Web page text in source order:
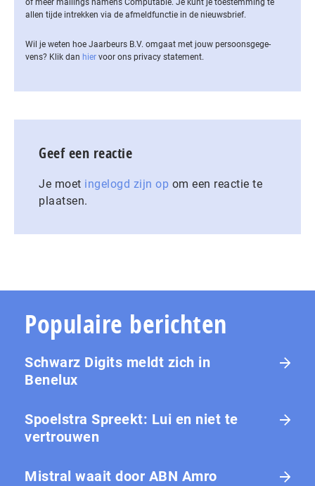
of meer mailings namens Computable. Je kunt je toestemming te
allen tijde intrekken via de af­meld­func­tie in de nieuwsbrief.
Wil je weten hoe Jaarbeurs B.V. omgaat met jouw per­soons­ge­ge­
vens? Klik dan hier voor ons privacy statement.
Geef een reactie
Je moet ingelogd zijn op om een reactie te
plaatsen.
Populaire berichten
Schwarz Digits meldt zich in
Benelux
Spoelstra Spreekt: Lui en niet te
vertrouwen
Mistral waait door ABN Amro